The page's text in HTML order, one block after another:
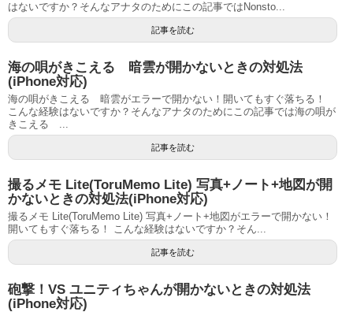
はないですか？そんなアナタのためにこの記事ではNonsto...
記事を読む
海の唄がきこえる 暗雲が開かないときの対処法
(iPhone対応)
海の唄がきこえる 暗雲がエラーで開かない！開いてもすぐ落ちる！
こんな経験はないですか？そんなアナタのためにこの記事では海の唄が
きこえる ...
記事を読む
撮るメモ Lite(ToruMemo Lite) 写真+ノート+地図が開
かないときの対処法(iPhone対応)
撮るメモ Lite(ToruMemo Lite) 写真+ノート+地図がエラーで開かない！
開いてもすぐ落ちる！ こんな経験はないですか？そん...
記事を読む
砲撃！VS ユニティちゃんが開かないときの対処法
(iPhone対応)